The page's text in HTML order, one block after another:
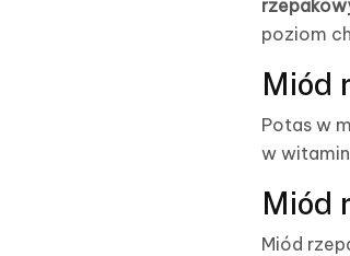
poziom
Miód
Potas w
w
Miód
Miód